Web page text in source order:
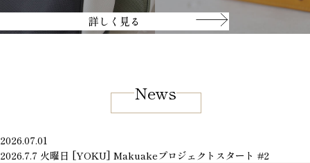
詳しく見る
News
2026.07.01
2026.7.7 火曜日 [YOKU] Makuakeプロジェクトスタート #2